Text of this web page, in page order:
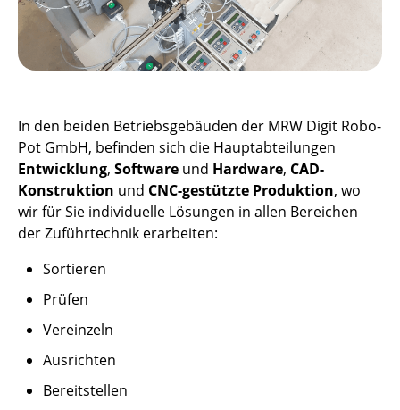
In den beiden Betriebsgebäuden der MRW Digit Robo-
Pot GmbH, befinden sich die Hauptabteilungen
Entwicklung, Software und Hardware, CAD-
Konstruktion und CNC-gestützte Produktion, wo
wir für Sie individuelle Lösungen in allen Bereichen
der Zuführtechnik erarbeiten:
Sortieren
Prüfen
Vereinzeln
Ausrichten
Bereitstellen